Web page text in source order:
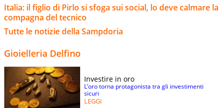
Italia: il figlio di Pirlo si sfoga sui social, lo deve calmare la
compagna del tecnico
Tutte le notizie della Sampdoria
Gioielleria Delfino
Investire in oro
L’oro torna protagonista tra gli investimenti
sicuri
LEGGI